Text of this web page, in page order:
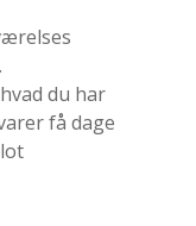
du har
få dage